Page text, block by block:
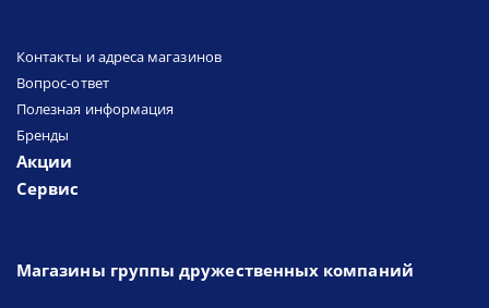
Контакты и адреса магазинов
Вопрос-ответ
Полезная информация
Бренды
Акции
Сервис
Магазины группы дружественных компаний